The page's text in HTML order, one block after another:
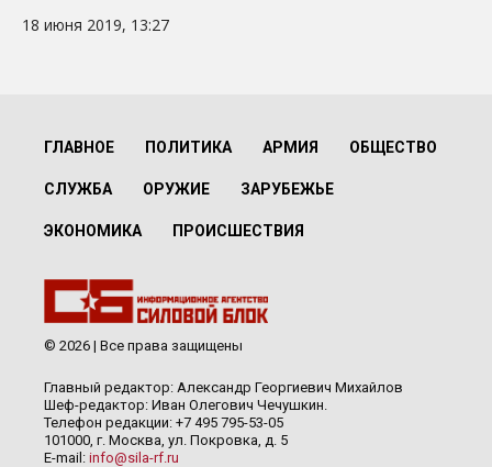
18 июня 2019, 13:27
ГЛАВНОЕ ПОЛИТИКА АРМИЯ ОБЩЕСТВО
СЛУЖБА ОРУЖИЕ ЗАРУБЕЖЬЕ
ЭКОНОМИКА ПРОИСШЕСТВИЯ
© 2026 | Все права защищены
Главный редактор: Александр Георгиевич Михайлов
Шеф-редактор: Иван Олегович Чечушкин.
Телефон редакции: +7 495 795-53-05
101000, г. Москва, ул. Покровка, д. 5
E-mail: info@sila-rf.ru